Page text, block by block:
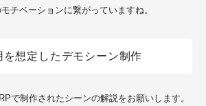
チベーションに繋がっていますね。
想定したデモシーン制作
で制作されたシーンの解説をお願いします。